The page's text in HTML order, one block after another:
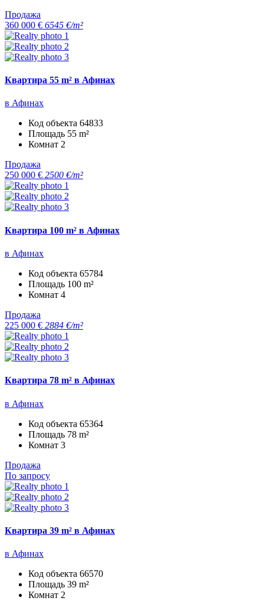
Продажа
360 000 € 6545 €/m²
Квартира 55 m² в Афинах
в Афинах
Код объекта 64833
Площадь 55 m²
Комнат 2
Продажа
250 000 € 2500 €/m²
Квартира 100 m² в Афинах
в Афинах
Код объекта 65784
Площадь 100 m²
Комнат 4
Продажа
225 000 € 2884 €/m²
Квартира 78 m² в Афинах
в Афинах
Код объекта 65364
Площадь 78 m²
Комнат 3
Продажа
По запросу
Квартира 39 m² в Афинах
в Афинах
Код объекта 66570
Площадь 39 m²
Комнат 2